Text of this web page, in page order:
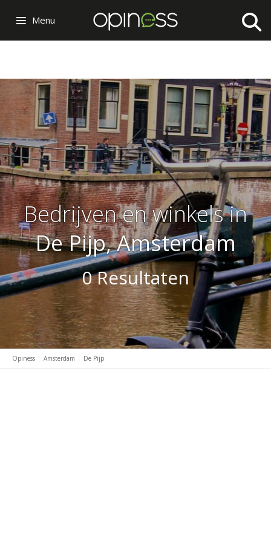
Bedrijven en winkels in
De Pijp, Amsterdam
0 Resultaten
Menu
Opiness Amsterdam De Pijp